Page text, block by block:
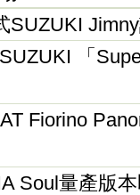
SUZUKI
「
Fiorino
Soul量產版